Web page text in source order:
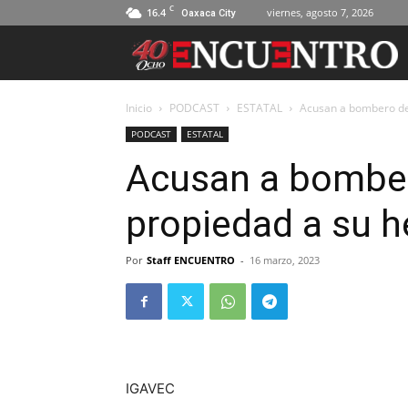
16.4 C Oaxaca City viernes, agosto 7, 2026
Inicio PODCAST ESTATAL Acusan a bombero
PODCAST ESTATAL
Acusan a
propiedad a su
Por Staff ENCUENTRO - 16 marzo, 2023
IGAVEC